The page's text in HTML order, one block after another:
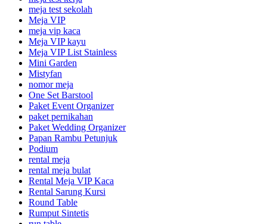
meja test sekolah
Meja VIP
meja vip kaca
Meja VIP kayu
Meja VIP List Stainless
Mini Garden
Mistyfan
nomor meja
One Set Barstool
Paket Event Organizer
paket pernikahan
Paket Wedding Organizer
Papan Rambu Petunjuk
Podium
rental meja
rental meja bulat
Rental Meja VIP Kaca
Rental Sarung Kursi
Round Table
Rumput Sintetis